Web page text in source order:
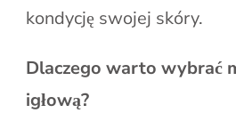
kondycję swojej skóry.
Dlaczego warto wybrać
igłową?